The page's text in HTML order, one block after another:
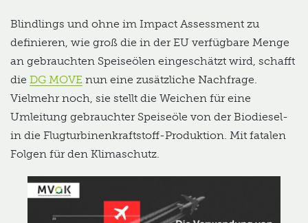
Blindlings und ohne im Impact Assessment zu
definieren, wie groß die in der EU verfügbare Menge
an gebrauchten Speiseölen eingeschätzt wird, schafft
die DG MOVE nun eine zusätzliche Nachfrage.
Vielmehr noch, sie stellt die Weichen für eine
Umleitung gebrauchter Speiseöle von der Biodiesel-
in die Flugturbinenkraftstoff-Produktion. Mit fatalen
Folgen für den Klimaschutz.